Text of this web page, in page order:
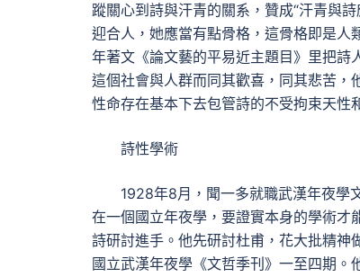
蹤關心到詩與汗青的關系，贊成“汗青與
迎合人，她應當有點骨格，這骨格即是人
年著文《論文藝的平易近主題目》里把詩
這個社會與人群而同其歡喜，同其悲苦，
性命存在基本下去包管詩的不受拘束天性
詩性學術
1928年8月，聞一多就職武漢年夜學
在一個國立年夜學，要證實本身的學術
詩研討進手。他先研討杜甫，花大批精
國立武漢年夜學《文哲季刊》一至四期。